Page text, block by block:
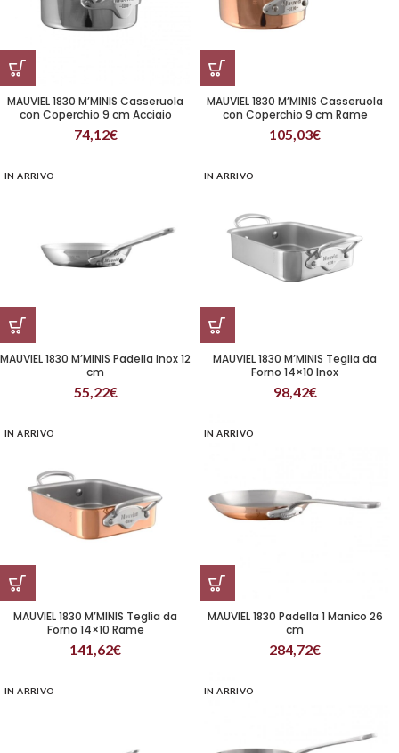
MAUVIEL 1830 M’MINIS Casseruola
con Coperchio 9 cm Acciaio
74,12€
MAUVIEL 1830 M’MINIS Casseruola
con Coperchio 9 cm Rame
105,03€
IN ARRIVO
MAUVIEL 1830 M’MINIS Padella Inox 12
cm
55,22€
IN ARRIVO
MAUVIEL 1830 M’MINIS Teglia da
Forno 14×10 Inox
98,42€
IN ARRIVO
MAUVIEL 1830 M’MINIS Teglia da
Forno 14×10 Rame
141,62€
IN ARRIVO
MAUVIEL 1830 Padella 1 Manico 26
cm
284,72€
IN ARRIVO IN ARRIVO